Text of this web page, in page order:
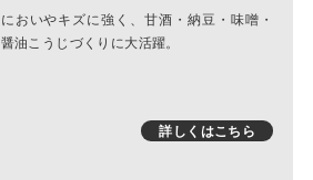
においやキズに強く、甘酒・納豆・味噌・
醤油こうじづくりに大活躍。
詳しくはこちら